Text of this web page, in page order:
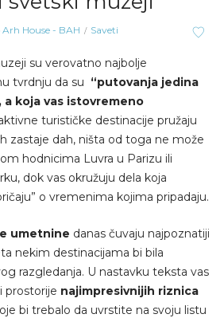
Arh House - BAH
Posted
Saveti
su verovatno najbolje
tvrdnju da su “putovanja jedina
koja vas istovremeno
turističke destinacije pružaju
zastaje dah, ništa od toga ne može
hodnicima Luvra u Parizu ili
dok vas okružuju dela koja
o vremenima kojima pripadaju.
umetnine danas čuvaju najpoznatiji
nekim destinacijama bi bila
razgledanja. U nastavku teksta vas
prostorije najimpresivnijih riznica
bi trebalo da uvrstite na svoju listu